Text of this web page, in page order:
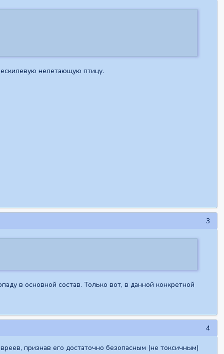
нелетающую птицу.
3
в основной состав. Только вот, в данной конкретной
4
признав его достаточно безопасным (не токсичным)